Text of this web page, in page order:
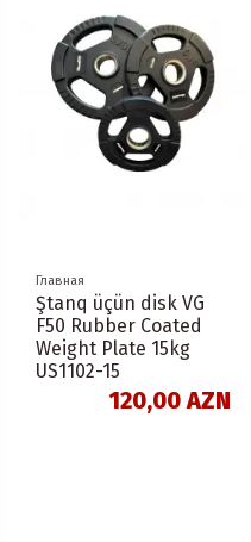
Главная
Ştanq üçün disk VG
F50 Rubber Coated
Weight Plate 15kg
US1102-15
120,00 AZN